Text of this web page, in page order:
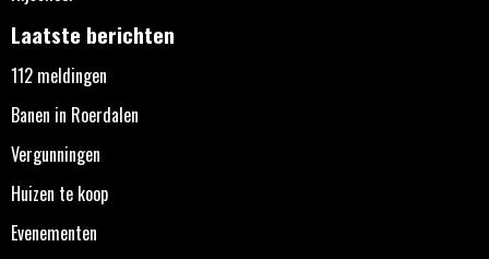
Laatste berichten
112 meldingen
Banen in Roerdalen
Vergunningen
Huizen te koop
Evenementen